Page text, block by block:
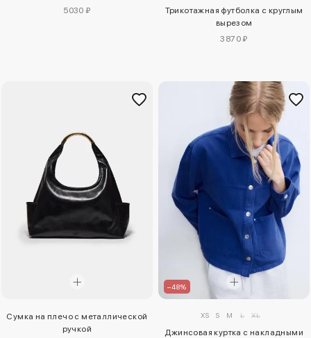
5030 ₽
Трикотажная футболка с круглым
вырезом
3870 ₽
Сумка на плечо с металлической
ручкой
–48%
XS S M L XL
Джинсовая куртка с накладными